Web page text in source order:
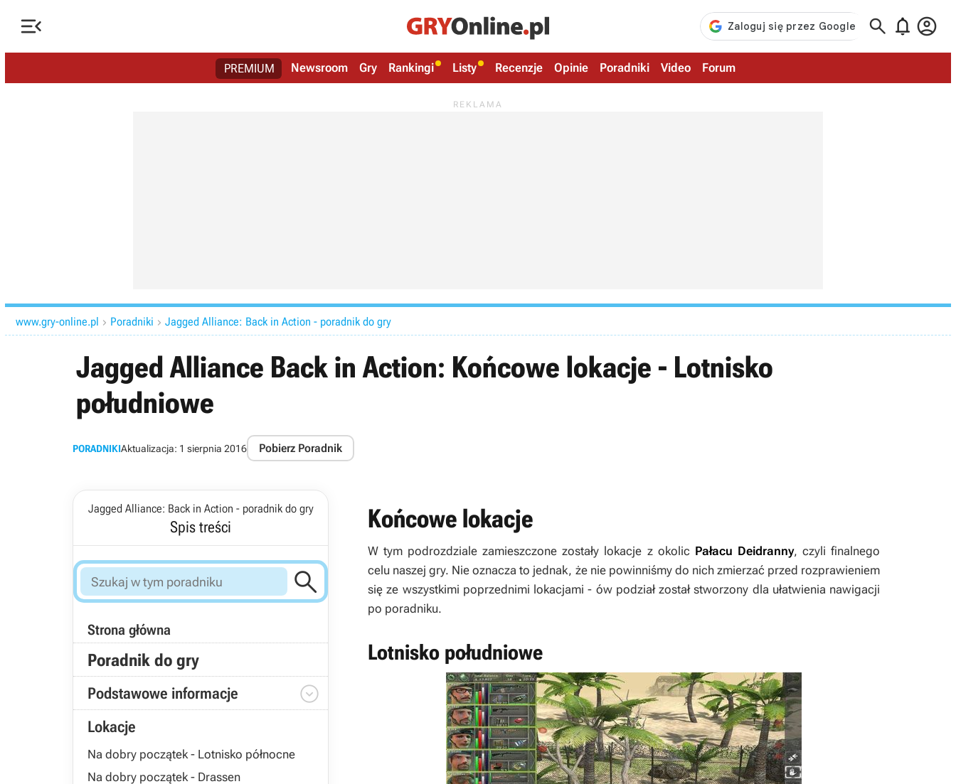
   
PREMIUM Newsroom Gry Rankingi Listy Recenzje Opinie Poradniki Video Forum
www.gry-online.pl  Poradniki  Jagged Alliance: Back in Action - poradnik do gry
Jagged Alliance Back in Action: Końcowe lokacje - Lotnisko
południowe
PORADNIKIAktualizacja: 1 sierpnia 2016 Pobierz Poradnik
Jagged Alliance: Back in Action - poradnik do gry
Spis treści

Strona główna
Poradnik do gry
Podstawowe informacje 
Lokacje
Na dobry początek - Lotnisko północne
Na dobry początek - Drassen
Końcowe lokacje
W tym podrozdziale zamieszczone zostały lokacje z okolic Pałacu Deidranny, czyli finalnego
celu naszej gry. Nie oznacza to jednak, że nie powinniśmy do nich zmierzać przed rozprawieniem
się ze wszystkimi poprzednimi lokacjami - ów podział został stworzony dla ułatwienia nawigacji
po poradniku.
Lotnisko południowe